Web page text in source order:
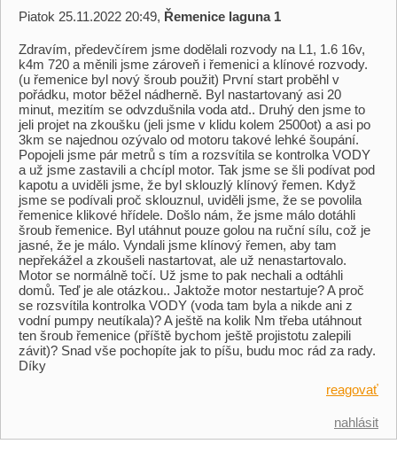
Piatok 25.11.2022 20:49, Řemenice laguna 1
Zdravím, předevčírem jsme dodělali rozvody na L1, 1.6 16v,
k4m 720 a měnili jsme zároveň i řemenici a klínové rozvody.
(u řemenice byl nový šroub použit) První start proběhl v
pořádku, motor běžel nádherně. Byl nastartovaný asi 20
minut, mezitím se odvzdušnila voda atd.. Druhý den jsme to
jeli projet na zkoušku (jeli jsme v klidu kolem 2500ot) a asi po
3km se najednou ozývalo od motoru takové lehké šoupání.
Popojeli jsme pár metrů s tím a rozsvítila se kontrolka VODY
a už jsme zastavili a chcípl motor. Tak jsme se šli podívat pod
kapotu a uviděli jsme, že byl sklouzlý klínový řemen. Když
jsme se podívali proč sklouznul, uviděli jsme, že se povolila
řemenice klikové hřídele. Došlo nám, že jsme málo dotáhli
šroub řemenice. Byl utáhnut pouze golou na ruční sílu, což je
jasné, že je málo. Vyndali jsme klínový řemen, aby tam
nepřekážel a zkoušeli nastartovat, ale už nenastartovalo.
Motor se normálně točí. Už jsme to pak nechali a odtáhli
domů. Teď je ale otázkou.. Jaktože motor nestartuje? A proč
se rozsvítila kontrolka VODY (voda tam byla a nikde ani z
vodní pumpy neutíkala)? A ještě na kolik Nm třeba utáhnout
ten šroub řemenice (příště bychom ještě projistotu zalepili
závit)? Snad vše pochopíte jak to píšu, budu moc rád za rady.
Díky
reagovať
nahlásit